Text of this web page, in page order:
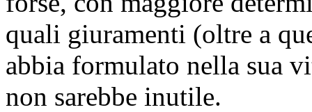
quali giuramenti (oltre a
abbia formulato nella sua
non sarebbe inutile.